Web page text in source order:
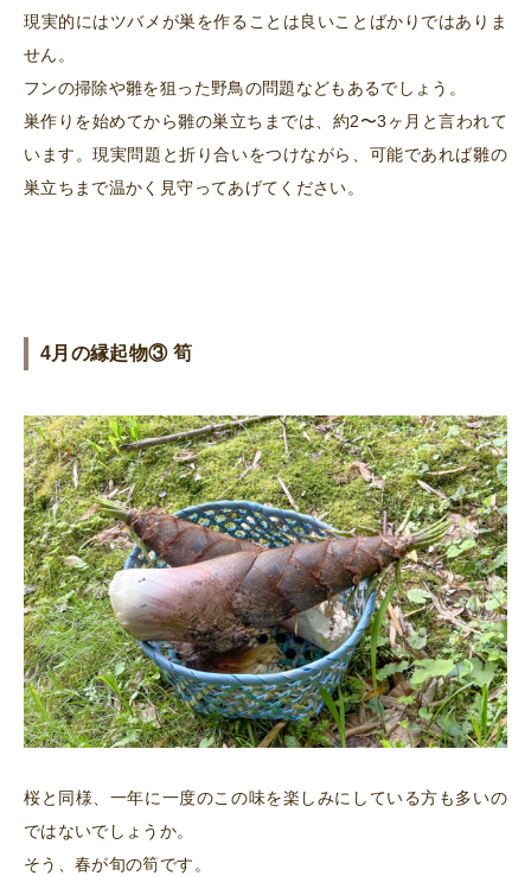
現実的にはツバメが巣を作ることは良いことばかりではありま
せん。
フンの掃除や雛を狙った野鳥の問題などもあるでしょう。
巣作りを始めてから雛の巣立ちまでは、約2〜3ヶ月と言われて
います。現実問題と折り合いをつけながら、可能であれば雛の
巣立ちまで温かく見守ってあげてください。
4月の縁起物③ 筍
桜と同様、一年に一度のこの味を楽しみにしている方も多いの
ではないでしょうか。
そう、春が旬の筍です。